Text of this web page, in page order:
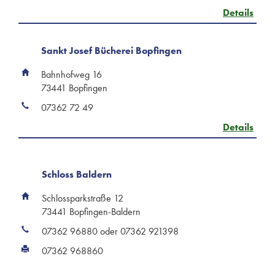
Details
Sankt Josef Bücherei Bopfingen
Bahnhofweg 16
73441 Bopfingen
07362 72 49
Details
Schloss Baldern
Schlossparkstraße 12
73441 Bopfingen-Baldern
07362 96880 oder 07362 921398
07362 968860